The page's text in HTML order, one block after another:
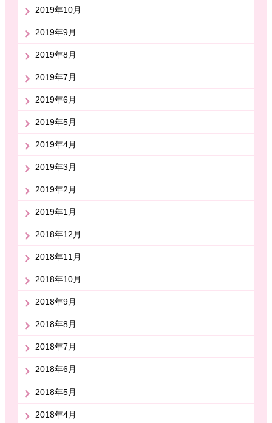
2019年10月
2019年9月
2019年8月
2019年7月
2019年6月
2019年5月
2019年4月
2019年3月
2019年2月
2019年1月
2018年12月
2018年11月
2018年10月
2018年9月
2018年8月
2018年7月
2018年6月
2018年5月
2018年4月